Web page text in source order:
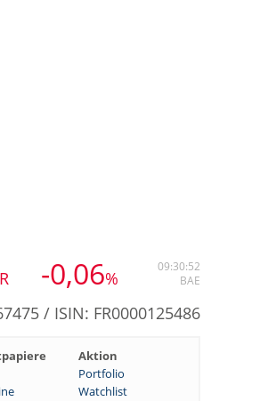
-0,06%
09:30:52
BAE
/ ISIN: FR0000125486
Aktion
Portfolio
Watchlist